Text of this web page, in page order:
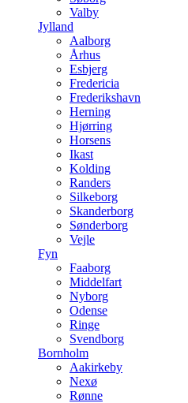
Valby
Jylland
Aalborg
Århus
Esbjerg
Fredericia
Frederikshavn
Herning
Hjørring
Horsens
Ikast
Kolding
Randers
Silkeborg
Skanderborg
Sønderborg
Vejle
Fyn
Faaborg
Middelfart
Nyborg
Odense
Ringe
Svendborg
Bornholm
Aakirkeby
Nexø
Rønne